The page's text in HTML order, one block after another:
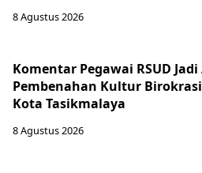
8 Agustus 2026
Komentar Pegawai RSUD
Pembenahan Kultur
Kota Tasikmalaya
8 Agustus 2026